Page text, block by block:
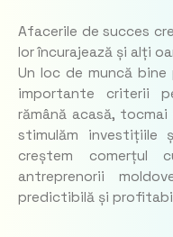
Afacerile de succes
lor încurajează și alți
Un loc de muncă
importante criterii
rămână acasă,
stimulăm investițiile
creștem comerțul
antreprenorii
predictibilă și